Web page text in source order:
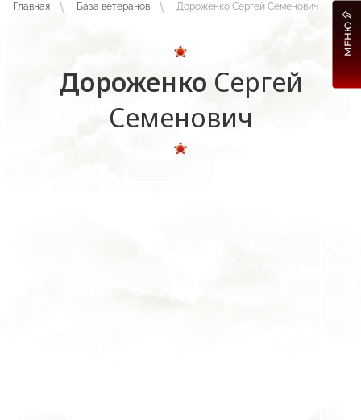
Главная База ветеранов Дороженко Сергей Семенович
Дороженко Сергей
Семенович
МЕНЮ